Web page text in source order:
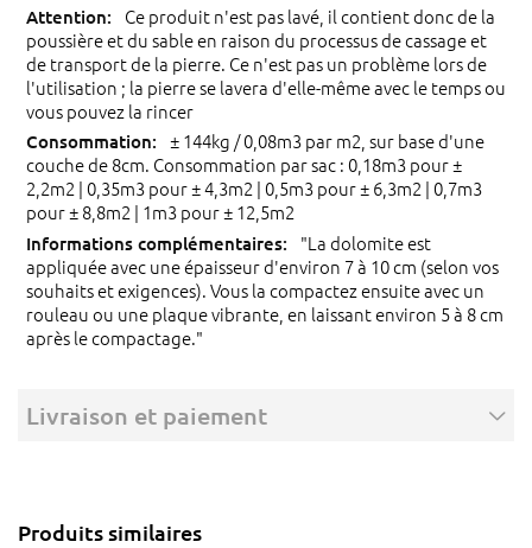
Ce produit n'est pas lavé, il contient donc de la
poussière et du sable en raison du processus de cassage et
de transport de la pierre. Ce n'est pas un problème lors de
l'utilisation ; la pierre se lavera d'elle-même avec le temps ou
vous pouvez la rincer
± 144kg / 0,08m3 par m2, sur base d'une
couche de 8cm. Consommation par sac : 0,18m3 pour ±
2,2m2 | 0,35m3 pour ± 4,3m2 | 0,5m3 pour ± 6,3m2 | 0,7m3
pour ± 8,8m2 | 1m3 pour ± 12,5m2
"La dolomite est
appliquée avec une épaisseur d'environ 7 à 10 cm (selon vos
souhaits et exigences). Vous la compactez ensuite avec un
rouleau ou une plaque vibrante, en laissant environ 5 à 8 cm
après le compactage."
Livraison et paiement
Produits similaires